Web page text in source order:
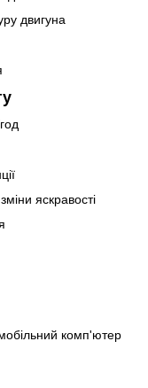
двигуна
яскравості
комп'ютер